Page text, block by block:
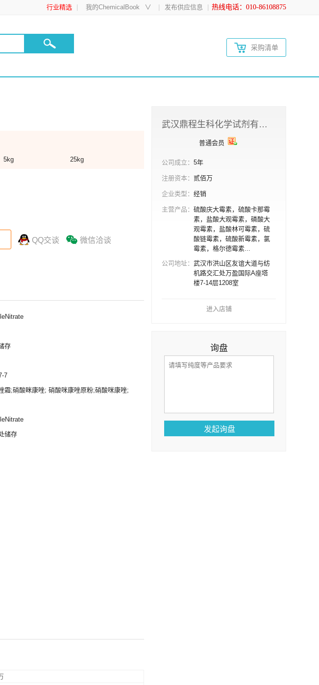
热线电话：010-86108875
行业精选 我的ChemicalBook ∨ 发布供应信息
采购清单
5kg 25kg
QQ交谈 微信洽谈
存
7
霜;硝酸眯康唑; 硝酸咪康唑原粉;硝酸咪康唑;
储存
武汉鼎程生科化学试剂有限公司
普通会员
公司成立： 5年
注册资本： 贰佰万
企业类型： 经销
主营产品： 硫酸庆大霉素，硫酸卡那霉
素，盐酸大观霉素，磷酸大
观霉素，盐酸林可霉素，硫
酸链霉素，硫酸新霉素，氯
霉素，格尔德霉素...
公司地址： 武汉市洪山区友谊大道与纺
机路交汇处万盈国际A座塔
楼7-14层1208室
进入店铺
询盘